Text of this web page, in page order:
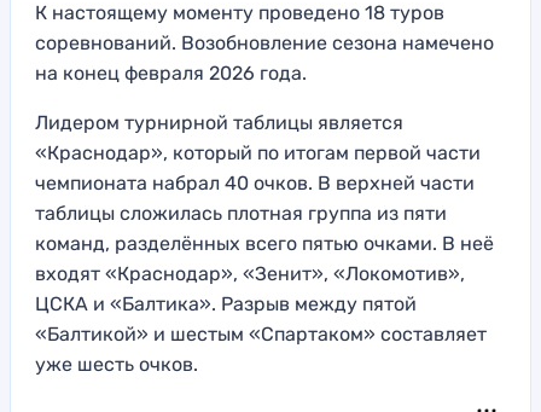
К настоящему моменту проведено 18 туров
соревнований. Возобновление сезона намечено
на конец февраля 2026 года.
Лидером турнирной таблицы является
«Краснодар», который по итогам первой части
чемпионата набрал 40 очков. В верхней части
таблицы сложилась плотная группа из пяти
команд, разделённых всего пятью очками. В неё
входят «Краснодар», «Зенит», «Локомотив»,
ЦСКА и «Балтика». Разрыв между пятой
«Балтикой» и шестым «Спартаком» составляет
уже шесть очков.